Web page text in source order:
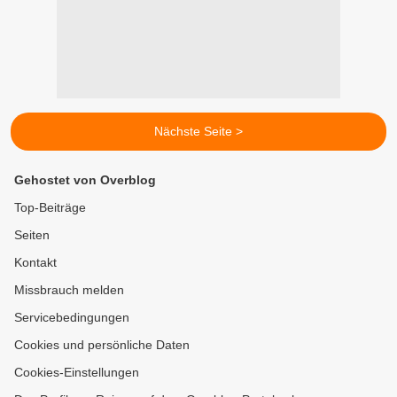
Nächste Seite >
Gehostet von Overblog
Top-Beiträge
Seiten
Kontakt
Missbrauch melden
Servicebedingungen
Cookies und persönliche Daten
Cookies-Einstellungen